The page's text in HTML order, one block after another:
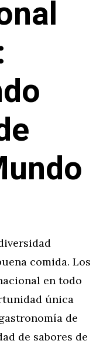
comida. Los
en todo
única
de
de sabores de